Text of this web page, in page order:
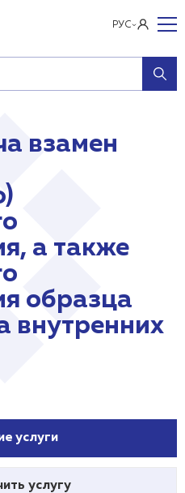
РУС
взамен
а также
образца
внутренних
услуги
услугу